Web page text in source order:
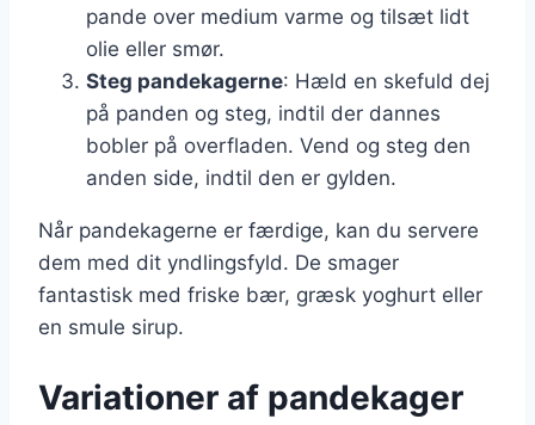
pande over medium varme og tilsæt lidt
olie eller smør.
Steg pandekagerne: Hæld en skefuld dej
på panden og steg, indtil der dannes
bobler på overfladen. Vend og steg den
anden side, indtil den er gylden.
Når pandekagerne er færdige, kan du servere
dem med dit yndlingsfyld. De smager
fantastisk med friske bær, græsk yoghurt eller
en smule sirup.
Variationer af pandekager